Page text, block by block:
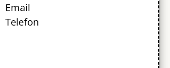
Email
Telefon